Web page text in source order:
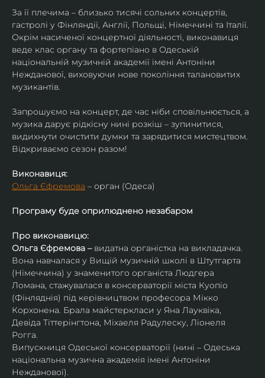
За її плечима – близько тисячі сольних концертів,
гастролі у Фінляндії, Англії, Польщі, Німеччині та Італії.
Окрім насиченої концертної діяльності, виконавиця
веде клас органу та фортепіано в Одеській
національній музичній академії імені Антоніни
Нежданової, виховуючи нове покоління талановитих
музикантів.
Запрошуємо на концерт, де час ніби сповільнюється, а
музика дарує рідкісну нині розкіш – зупинитися,
видихнути очистити думки та зарядитися мистецтвом.
Відкриваємо сезон разом!
Виконавиця:
Ольга Єфремова – орган (Одеса)
Програму буде оприлюднено незабаром
Про виконавицю:
Ольга Єфремова – видатна органістка на викладачка.
Вона навчалася у Вищій музичній школі в Штутгарта
(Німеччина) у знаменитого органіста Людгера
Ломана, стажувалася в консерваторії міста Куопіо
(Фінляднія) під керівництвом професора Мікко
Корхонена. Брала майстеркласи у Яна Лауквіка,
Девіда Тіттерінгтона, Міхаеля Радулеску, Ліонеля
Рогга.
Випускниця Одеської консерваторії (нині – Одеська
національна музична академія імені Антоніни
Нежданової).